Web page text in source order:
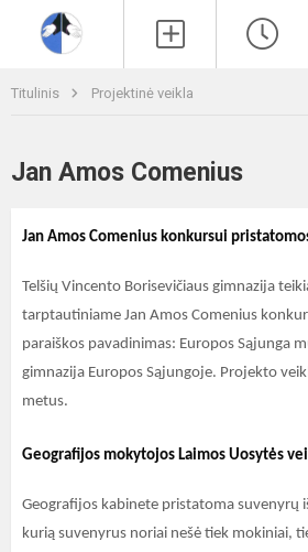
Titulinis Projektinė veikla
Jan Amos Comenius
Jan Amos Comenius konkursui
Telšių Vincento Borisevičiaus gimnazija
tarptautiniame Jan Amos Comenius
paraiškos pavadinimas: Europos Sąjunga
gimnazija Europos Sąjungoje. Projekto
metus.
Geografijos mokytojos Laimos Uosytės
Geografijos kabinete pristatoma suvenyrų
kurią suvenyrus noriai nešė tiek mokiniai,